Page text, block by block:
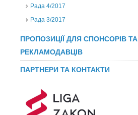
Рада 4/2017
Рада 3/2017
ПРОПОЗИЦІЇ ДЛЯ СПОНСОРІВ ТА
РЕКЛАМОДАВЦІВ
ПАРТНЕРИ ТА КОНТАКТИ